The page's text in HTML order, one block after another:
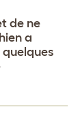
de ne
a
quelques